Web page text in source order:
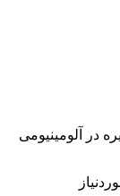
در آلومینیومی